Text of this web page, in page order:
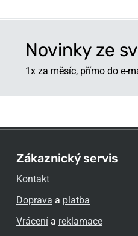
Novinky ze
1x za měsíc, přímo do e-
Zákaznický servis
Kontakt
Doprava a platba
Vrácení a reklamace